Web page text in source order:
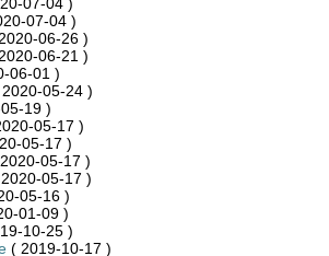
07-04 )
06-26 )
06-21 )
06-01 )
05-24 )
19 )
05-17 )
05-17 )
05-17 )
05-17 )
05-16 )
01-09 )
10-25 )
( 2019-10-17 )